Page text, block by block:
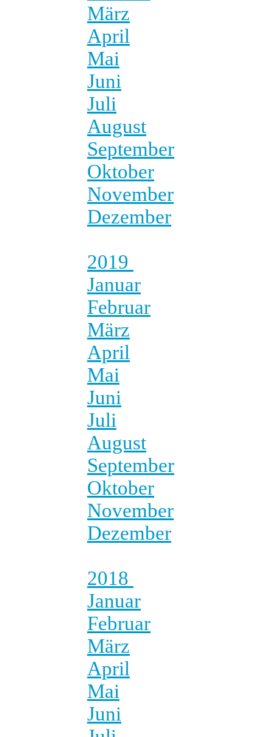
März
April
Mai
Juni
Juli
August
September
Oktober
November
Dezember
2019
Januar
Februar
März
April
Mai
Juni
Juli
August
September
Oktober
November
Dezember
2018
Januar
Februar
März
April
Mai
Juni